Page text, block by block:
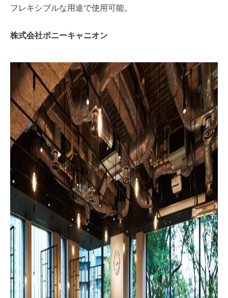
フレキシブルな用途で使用可能。
株式会社ポニーキャニオン